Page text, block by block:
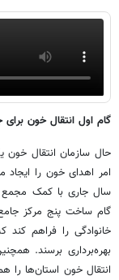
گام اول انتقال خون
حال سازمان انتقال خون
امر اهدای خون را
سال جاری با کمک مجمع
گام ساخت پنج مرکز
خانوادگی را فراهم کند
بهره‌برداری برسند.
انتقال خون استان‌ها را